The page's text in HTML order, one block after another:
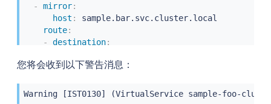
-
mirror:
host :
sample.bar.svc.cluster.local
route:
-
destination:
subset: v1
您将会收到以下警告消息：
Warning [IST0130] (VirtualService sample-foo-